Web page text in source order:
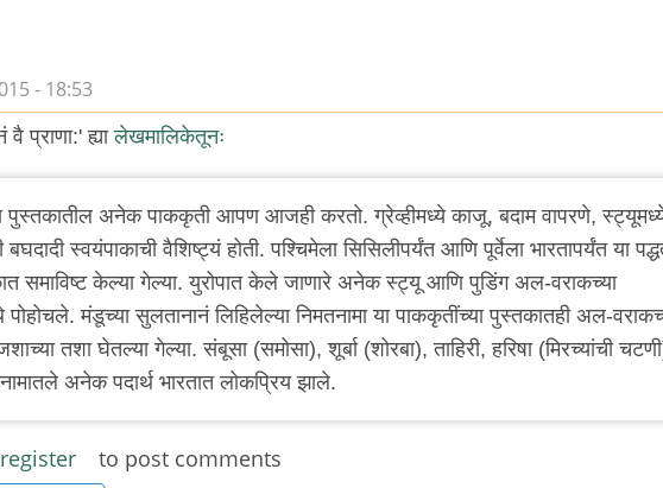
- 18:53
वै प्राणा:' ह्यालेखमालिकेतूनः
पुस्तकातील अनेक पाककृती आपण आजही करतो. ग्रेव्हीमध्ये काजू, बदाम वापरणे,
स्वयंपाकाची वैशिष्ट्यं होती. पश्चिमेला सिसिलीपर्यंत आणि पूर्वेला भारतापर्यंत या
समाविष्ट केल्या गेल्या. युरोपात केले जाणारे अनेक स्ट्यू आणि पुडिंग अल-वराकच्या
मंडूच्या सुलतानानं लिहिलेल्या निमतनामा या पाककृतींच्या पुस्तकातही अल-
तशा घेतल्या गेल्या. संबूसा (समोसा), शूर्बा (शोरबा), ताहिरी, हरिषा (मिरच्यांची
अनेक पदार्थ भारतात लोकप्रिय झाले.
register to post comments